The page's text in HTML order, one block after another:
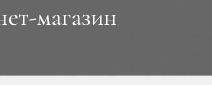
магазин